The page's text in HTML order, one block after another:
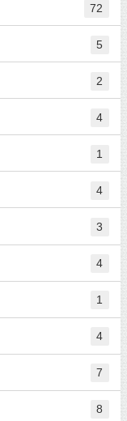
72
5
2
4
1
4
3
4
1
4
7
8